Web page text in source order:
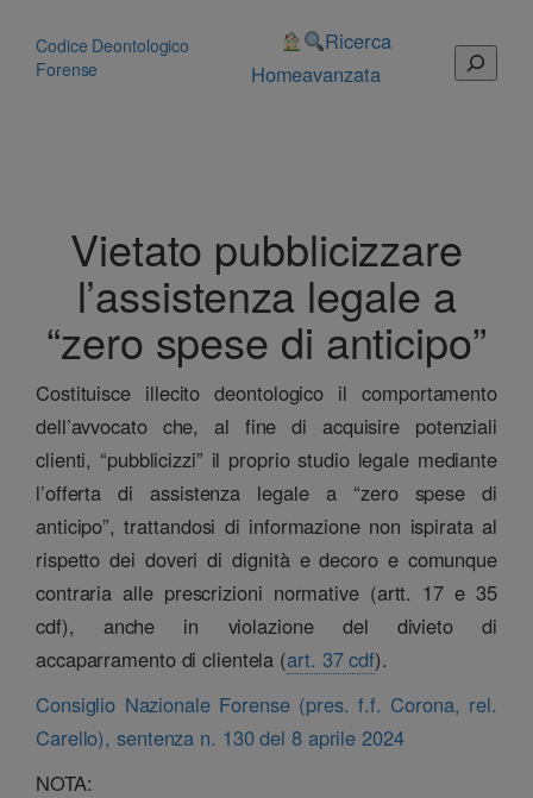
contenuto
Codice Deontologico
Forense
Home
Ricerca
avanzata
Cerca
Vietato pubblicizzare
l’assistenza legale a
“zero spese di anticipo”
Costituisce illecito deontologico il comportamento
dell’avvocato che, al fine di acquisire potenziali
clienti, “pubblicizzi” il proprio studio legale mediante
l’offerta di assistenza legale a “zero spese di
anticipo”, trattandosi di informazione non ispirata al
rispetto dei doveri di dignità e decoro e comunque
contraria alle prescrizioni normative (artt. 17 e 35
cdf), anche in violazione del divieto di
accaparramento di clientela (art. 37 cdf).
Consiglio Nazionale Forense (pres. f.f. Corona, rel.
Carello), sentenza n. 130 del 8 aprile 2024
NOTA: